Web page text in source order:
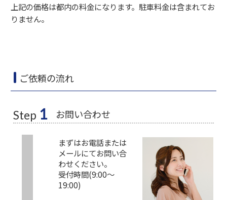
上記の価格は都内の料金になります。駐車料金は含まれてお
りません。
ご依頼の流れ
Step 1 お問い合わせ
まずはお電話または
メールにてお問い合
わせください。
受付時間(9:00～
19:00)